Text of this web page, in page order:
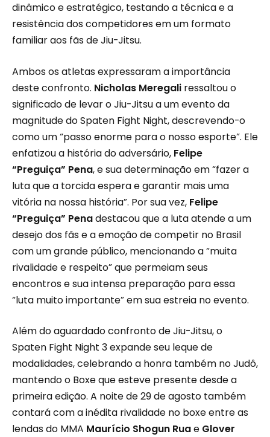
dinâmico e estratégico, testando a técnica e a
resistência dos competidores em um formato
familiar aos fãs de Jiu-Jitsu.
Ambos os atletas expressaram a importância
deste confronto. Nicholas Meregali ressaltou o
significado de levar o Jiu-Jitsu a um evento da
magnitude do Spaten Fight Night, descrevendo-o
como um “passo enorme para o nosso esporte”. Ele
enfatizou a história do adversário, Felipe
“Preguiça” Pena, e sua determinação em “fazer a
luta que a torcida espera e garantir mais uma
vitória na nossa história”. Por sua vez, Felipe
“Preguiça” Penadestacou que a luta atende a um
desejo dos fãs e a emoção de competir no Brasil
com um grande público, mencionando a “muita
rivalidade e respeito” que permeiam seus
encontros e sua intensa preparação para essa
“luta muito importante” em sua estreia no evento.
Além do aguardado confronto de Jiu-Jitsu, o
Spaten Fight Night 3 expande seu leque de
modalidades, celebrando a honra também no Judô,
mantendo o Boxe que esteve presente desde a
primeira edição. A noite de 29 de agosto também
contará com a inédita rivalidade no boxe entre as
lendas do MMA Maurício Shogun Ruae Glover